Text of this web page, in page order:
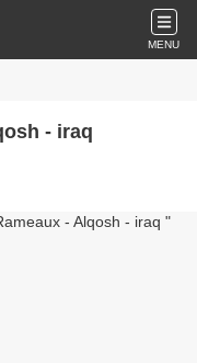
MENU
- iraq